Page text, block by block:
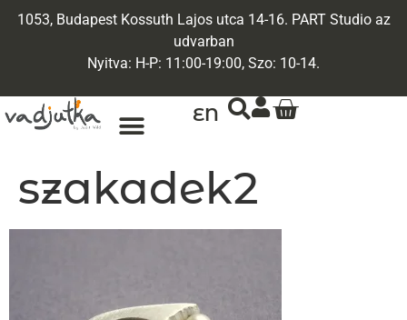
1053, Budapest Kossuth Lajos utca 14-16. PART Studio az
udvarban
Nyitva: H-P: 11:00-19:00, Szo: 10-14.
EN
szakadek2